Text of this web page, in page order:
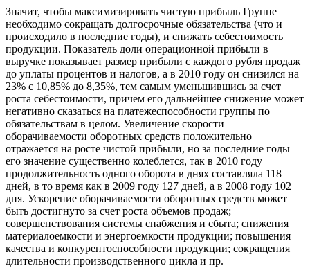
Значит, чтобы максимизировать чистую прибыль Группе
необходимо сокращать долгосрочные обязательства (что и
происходило в последние годы), и снижать себестоимость
продукции. Показатель доли операционной прибыли в
выручке показывает размер прибыли с каждого рубля продаж
до уплаты процентов и налогов, а в 2010 году он снизился на
23% с 10,85% до 8,35%, тем самым уменьшившись за счет
роста себестоимости, причем его дальнейшее снижение может
негативно сказаться на платежеспособности группы по
обязательствам в целом. Увеличение скорости
оборачиваемости оборотных средств положительно
отражается на росте чистой прибыли, но за последние годы
его значение существенно колеблется, так в 2010 году
продолжительность одного оборота в днях составляла 118
дней, в то время как в 2009 году 127 дней, а в 2008 году 102
дня. Ускорение оборачиваемости оборотных средств может
быть достигнуто за счет роста объемов продаж;
совершенствования системы снабжения и сбыта; снижения
материалоемкости и энергоемкости продукции; повышения
качества и конкурентоспособности продукции; сокращения
длительности производственного цикла и пр.